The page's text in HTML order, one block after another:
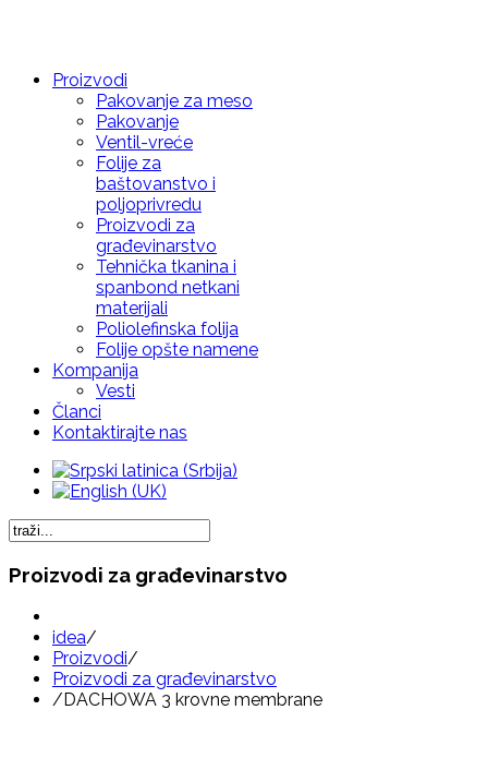
Proizvodi
Pakovanje za meso
Pakovanje
Ventil-vreće
Folije za
baštovanstvo i
poljoprivredu
Proizvodi za
građevinarstvo
Tehnička tkanina i
spanbond netkani
materijali
Poliolefinska folija
Folije opšte namene
Kompanija
Vesti
Članci
Kontaktirajte nas
Proizvodi za građevinarstvo
idea/
Proizvodi/
Proizvodi za građevinarstvo
/ DACHOWA 3 krovne membrane